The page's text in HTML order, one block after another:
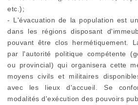
etc.);
- L'évacuation de la population est
dans les régions disposant
pouvant être clos hermétiquement.
par l'autorité politique compétente
ou provincial) qui organisera cette
moyens civils et militaires
avec les lieux d'accueil. Se
modalités d'exécution des pouvoirs